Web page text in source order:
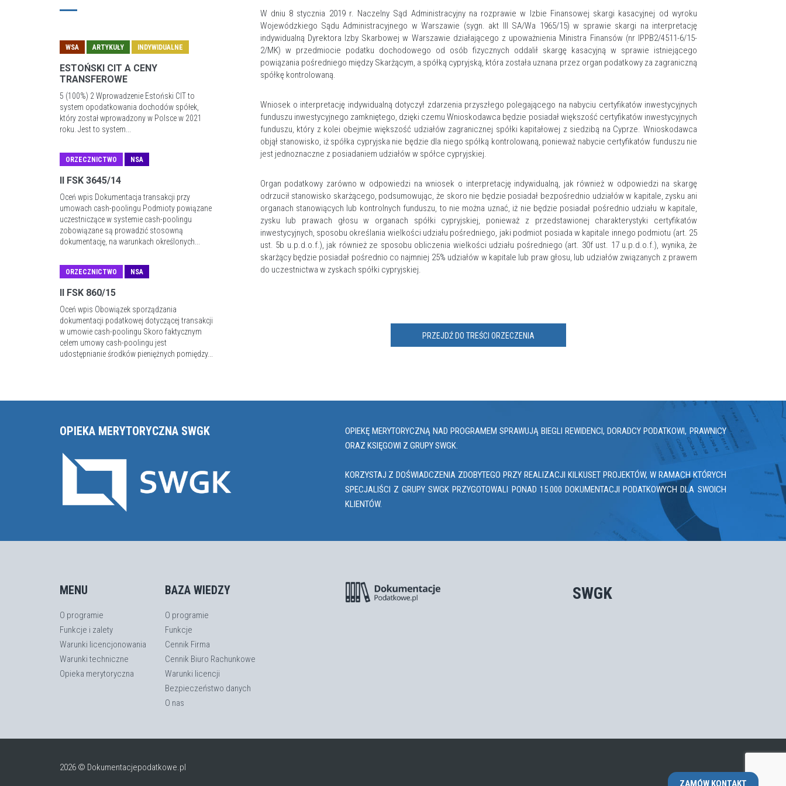
WSA ARTYKUŁY INDYWIDUALNE
ESTOŃSKI CIT A CENY
TRANSFEROWE
5 (100%) 2 Wprowadzenie Estoński CIT to
system opodatkowania dochodów spółek,
który został wprowadzony w Polsce w 2021
roku. Jest to system...
ORZECZNICTWO NSA
II FSK 3645/14
Oceń wpis Dokumentacja transakcji przy
umowach cash-poolingu Podmioty powiązane
uczestniczące w systemie cash-poolingu
zobowiązane są prowadzić stosowną
dokumentację, na warunkach określonych...
ORZECZNICTWO NSA
II FSK 860/15
Oceń wpis Obowiązek sporządzania
dokumentacji podatkowej dotyczącej transakcji
w umowie cash-poolingu Skoro faktycznym
celem umowy cash-poolingu jest
udostępnianie środków pieniężnych pomiędzy...
W dniu 8 stycznia 2019 r. Naczelny Sąd Administracyjny na rozprawie w Izbie Finansowej skargi kasacyjnej od wyroku
Wojewódzkiego Sądu Administracyjnego w Warszawie (sygn. akt III SA/Wa 1965/15) w sprawie skargi na interpretację
indywidualną Dyrektora Izby Skarbowej w Warszawie działającego z upoważnienia Ministra Finansów (nr IPPB2/4511-6/15-
2/MK) w przedmiocie podatku dochodowego od osób fizycznych oddalił skargę kasacyjną w sprawie istniejącego
powiązania pośredniego między Skarżącym, a spółką cypryjską, która została uznana przez organ podatkowy za zagraniczną
spółkę kontrolowaną.
Wniosek o interpretację indywidualną dotyczył zdarzenia przyszłego polegającego na nabyciu certyfikatów inwestycyjnych
funduszu inwestycyjnego zamkniętego, dzięki czemu Wnioskodawca będzie posiadał większość certyfikatów inwestycyjnych
funduszu, który z kolei obejmie większość udziałów zagranicznej spółki kapitałowej z siedzibą na Cyprze. Wnioskodawca
objął stanowisko, iż spółka cypryjska nie będzie dla niego spółką kontrolowaną, ponieważ nabycie certyfikatów funduszu nie
jest jednoznaczne z posiadaniem udziałów w spółce cypryjskiej.
Organ podatkowy zarówno w odpowiedzi na wniosek o interpretację indywidualną, jak również w odpowiedzi na skargę
odrzucił stanowisko skarżącego, podsumowując, że skoro nie będzie posiadał bezpośrednio udziałów w kapitale, zysku ani
organach stanowiących lub kontrolnych funduszu, to nie można uznać, iż nie będzie posiadał pośrednio udziału w kapitale,
zysku lub prawach głosu w organach spółki cypryjskiej, ponieważ z przedstawionej charakterystyki certyfikatów
inwestycyjnych, sposobu określania wielkości udziału pośredniego, jaki podmiot posiada w kapitale innego podmiotu (art. 25
ust. 5b u.p.d.o.f.), jak również ze sposobu obliczenia wielkości udziału pośredniego (art. 30f ust. 17 u.p.d.o.f.), wynika, że
skarżący będzie posiadał pośrednio co najmniej 25% udziałów w kapitale lub praw głosu, lub udziałów związanych z prawem
do uczestnictwa w zyskach spółki cypryjskiej.
PRZEJDŹ DO TREŚCI ORZECZENIA
OPIEKA MERYTORYCZNA SWGK
OPIEKĘ MERYTORYCZNĄ NAD PROGRAMEM SPRAWUJĄ BIEGLI REWIDENCI, DORADCY PODATKOWI, PRAWNICY
ORAZ KSIĘGOWI Z GRUPY SWGK.
KORZYSTAJ Z DOŚWIADCZENIA ZDOBYTEGO PRZY REALIZACJI KILKUSET PROJEKTÓW, W RAMACH KTÓRYCH
SPECJALIŚCI Z GRUPY SWGK PRZYGOTOWALI PONAD 15.000 DOKUMENTACJI PODATKOWYCH DLA SWOICH
KLIENTÓW.
MENU
O programie
Funkcje i zalety
Warunki licencjonowania
Warunki techniczne
Opieka merytoryczna
BAZA WIEDZY
O programie
Funkcje
Cennik Firma
Cennik Biuro Rachunkowe
Warunki licencji
Bezpieczeństwo danych
O nas
SWGK
2026 © Dokumentacjepodatkowe.pl
ZAMÓW KONTAKT